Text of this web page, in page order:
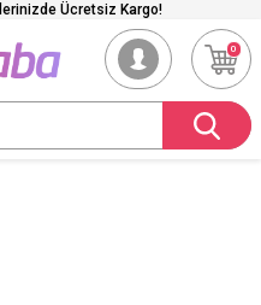
Ücretsiz Kargo!
0